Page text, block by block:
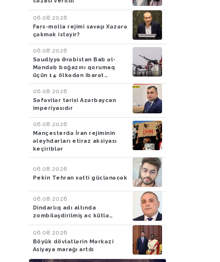
06.08.2026
Fars-molla rejimi savaşı Xəzərə
çəkmək istəyir?
06.08.2026
Səudiyyə Ərəbistan Bab əl-
Məndəb boğazını qorumaq
üçün 14 ölkədən ibarət
müdafiə koalisiyası yaradıb
06.08.2026
Səfəvilər tarixi Azərbaycan
imperiyasıdır
06.08.2026
Mançesterdə İran rejiminin
əleyhdarları etiraz aksiyası
keçiriblər
06.08.2026
Pekin Tehran xətti güclənəcək
06.08.2026
Dindarlıq adı altında
zombiləşdirilmiş ac kütlə…
06.08.2026
Böyük dövlətlərin Mərkəzi
Asiyaya marağı artıb